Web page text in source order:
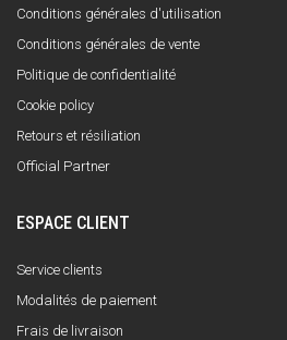
Conditions générales d'utilisation
Conditions générales de vente
Politique de confidentialité
Cookie policy
Retours et résiliation
Official Partner
ESPACE CLIENT
Service clients
Modalités de paiement
Frais de livraison